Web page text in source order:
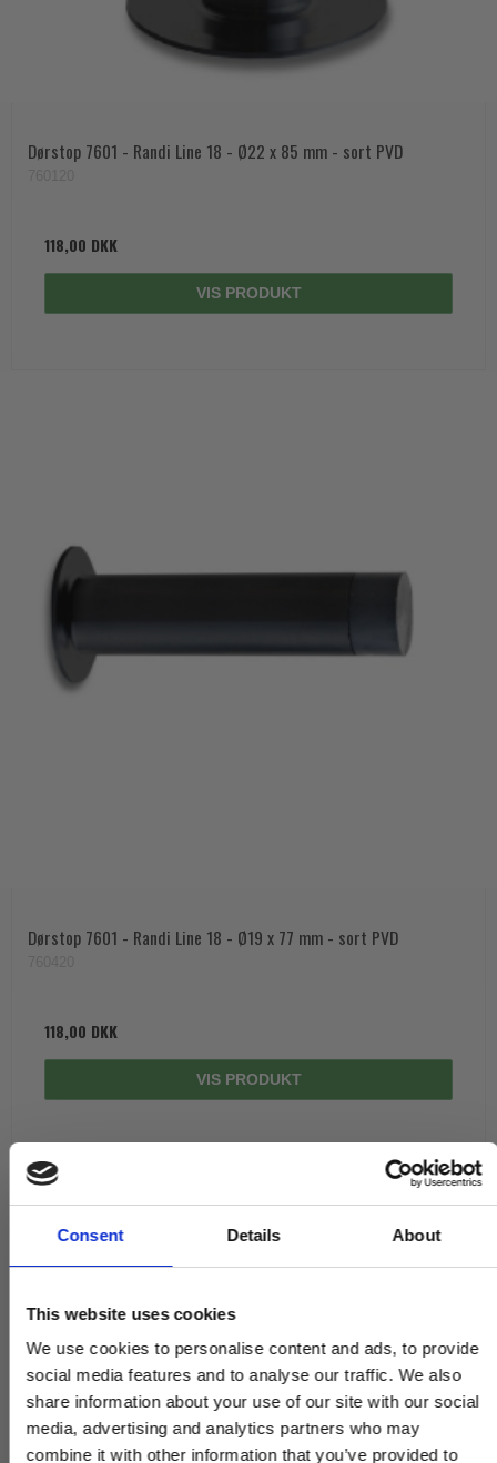
Consent Details About
This website uses cookies
We use cookies to personalise content and ads, to provide
social media features and to analyse our traffic. We also
share information about your use of our site with our social
media, advertising and analytics partners who may
combine it with other information that you’ve provided to
Dørstop 7601 - Randi Line 18 - Ø22 x 85 mm - sort PVD
118,00 DKK
VIS PRODUKT
Dørstop 7601 - Randi Line 18 - Ø19 x 77 mm - sort PVD
118,00 DKK
VIS PRODUKT